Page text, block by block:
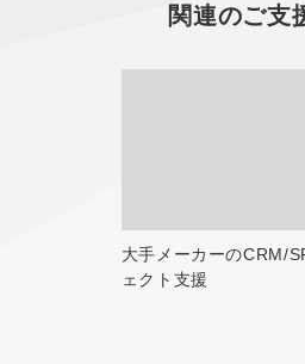
関連のご支
大手メーカーのCRM/
ェクト支援